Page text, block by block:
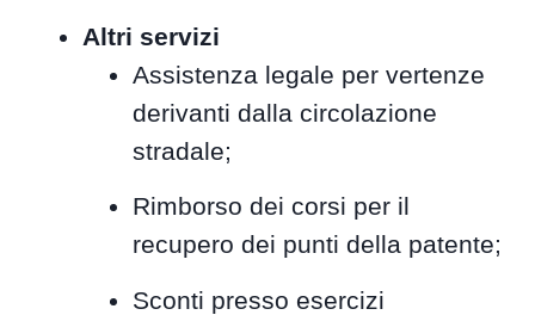
Altri servizi
Assistenza legale per vertenze
derivanti dalla circolazione
stradale;
Rimborso dei corsi per il
recupero dei punti della patente;
Sconti presso esercizi